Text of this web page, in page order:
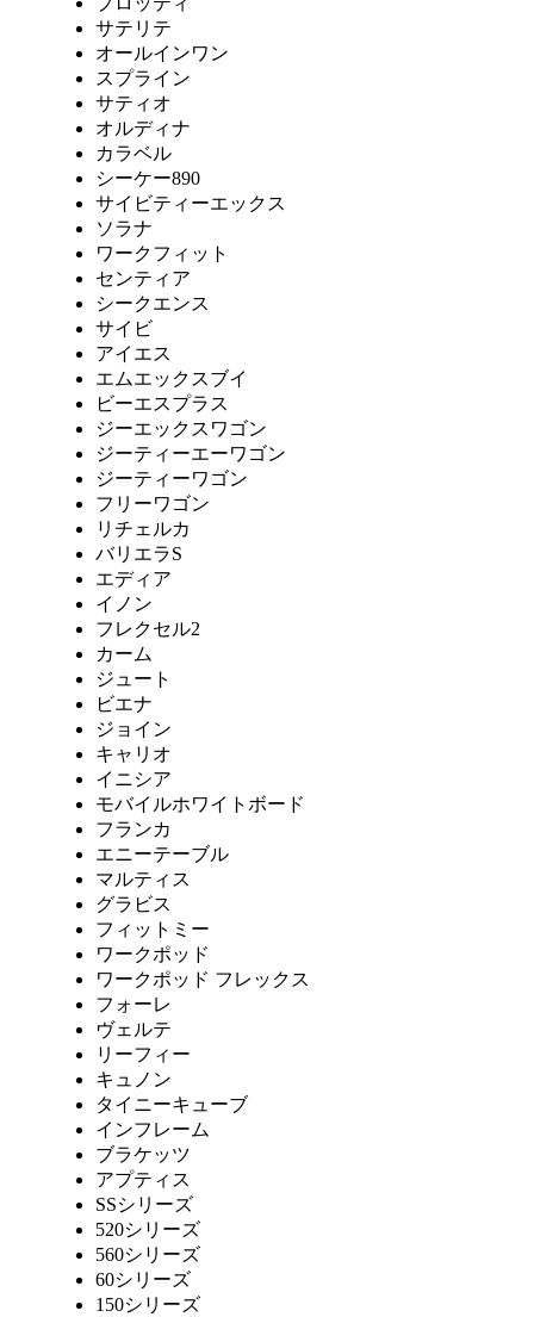
サテリテ
オールインワン
スプライン
サティオ
オルディナ
カラベル
シーケー890
サイビティーエックス
ソラナ
ワークフィット
センティア
シークエンス
サイビ
アイエス
エムエックスブイ
ビーエスプラス
ジーエックスワゴン
ジーティーエーワゴン
ジーティーワゴン
フリーワゴン
リチェルカ
バリエラS
エディア
イノン
フレクセル2
カーム
ジュート
ビエナ
ジョイン
キャリオ
イニシア
モバイルホワイトボード
フランカ
エニーテーブル
マルティス
グラビス
フィットミー
ワークポッド
ワークポッド フレックス
フォーレ
ヴェルテ
リーフィー
キュノン
タイニーキューブ
インフレーム
ブラケッツ
アプティス
SSシリーズ
520シリーズ
560シリーズ
60シリーズ
150シリーズ